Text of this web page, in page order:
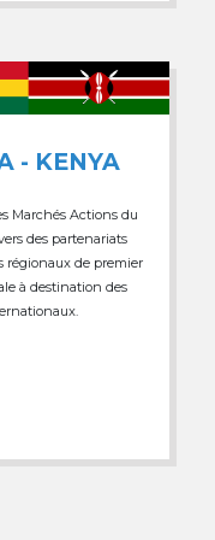
- KENYA
Marchés Actions du
des partenariats
régionaux de premier
à destination des